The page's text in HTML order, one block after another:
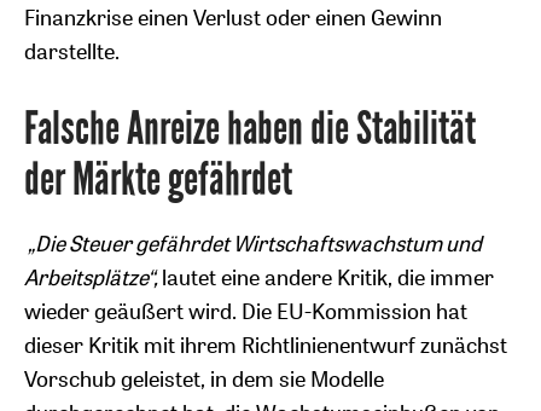
Finanzkrise einen Verlust oder einen Gewinn
darstellte.
Falsche Anreize haben die Stabilität
der Märkte gefährdet
„Die Steuer gefährdet Wirtschaftswachstum und
Arbeitsplätze“,lautet eine andere Kritik, die immer
wieder geäußert wird. Die EU-Kommission hat
dieser Kritik mit ihrem Richtlinienentwurf zunächst
Vorschub geleistet, in dem sie Modelle